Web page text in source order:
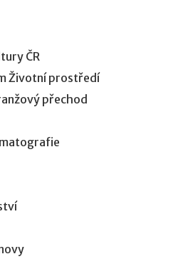
ČR
Životní prostředí
přechod